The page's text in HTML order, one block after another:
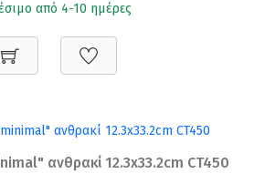
από 4-10 ημέρες
ανθρακί 12.3x33.2cm CT450